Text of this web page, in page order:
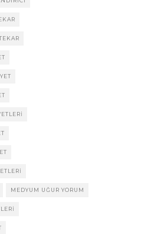
MEDYUM UĞUR YORUM